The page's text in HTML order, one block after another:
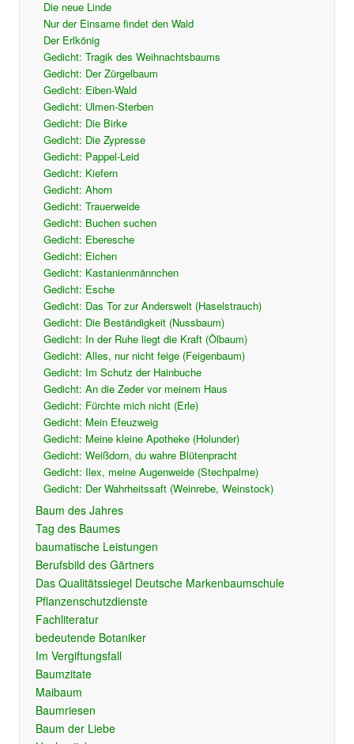
Die neue Linde
Nur der Einsame findet den Wald
Der Erlkönig
Gedicht: Tragik des Weihnachtsbaums
Gedicht: Der Zürgelbaum
Gedicht: Eiben-Wald
Gedicht: Ulmen-Sterben
Gedicht: Die Birke
Gedicht: Die Zypresse
Gedicht: Pappel-Leid
Gedicht: Kiefern
Gedicht: Ahorn
Gedicht: Trauerweide
Gedicht: Buchen suchen
Gedicht: Eberesche
Gedicht: Eichen
Gedicht: Kastanienmännchen
Gedicht: Esche
Gedicht: Das Tor zur Anderswelt (Haselstrauch)
Gedicht: Die Beständigkeit (Nussbaum)
Gedicht: In der Ruhe liegt die Kraft (Ölbaum)
Gedicht: Alles, nur nicht feige (Feigenbaum)
Gedicht: Im Schutz der Hainbuche
Gedicht: An die Zeder vor meinem Haus
Gedicht: Fürchte mich nicht (Erle)
Gedicht: Mein Efeuzweig
Gedicht: Meine kleine Apotheke (Holunder)
Gedicht: Weißdorn, du wahre Blütenpracht
Gedicht: Ilex, meine Augenweide (Stechpalme)
Gedicht: Der Wahrheitssaft (Weinrebe, Weinstock)
Baum des Jahres
Tag des Baumes
baumatische Leistungen
Berufsbild des Gärtners
Das Qualitätssiegel Deutsche Markenbaumschule
Pflanzenschutzdienste
Fachliteratur
bedeutende Botaniker
Im Vergiftungsfall
Baumzitate
Maibaum
Baumriesen
Baum der Liebe